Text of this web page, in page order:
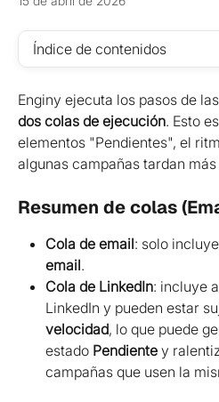
Índice de contenidos
Enginy ejecuta los pasos de
dos colas de ejecución. Esto
elementos "Pendientes", el
algunas campañas tardan
Resumen de colas
Cola de email: solo
email.
Cola de LinkedIn: incluye
LinkedIn y pueden estar
velocidad, lo que puede
estado Pendiente y
campañas que usen la